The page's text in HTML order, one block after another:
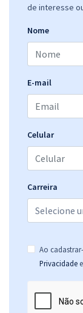
de interesse
Nome
E-mail
Celular
Carreira
Ao
Privacidade